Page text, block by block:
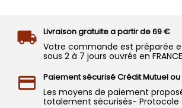
Livraison gratuite a partir de 69 €
Votre commande est préparée
sous 2 à 7 jours ouvrés en
Paiement sécurisé Crédit Mutuel
Les moyens de paiement
totalement sécurisés- Protocole